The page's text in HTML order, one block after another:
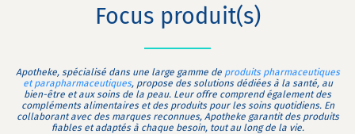
Focus produit(s)
Apotheke, spécialisé dans une large gamme de produits pharmaceutiques
et parapharmaceutiques, propose des solutions dédiées à la santé, au
bien-être et aux soins de la peau. Leur offre comprend également des
compléments alimentaires et des produits pour les soins quotidiens. En
collaborant avec des marques reconnues, Apotheke garantit des produits
fiables et adaptés à chaque besoin, tout au long de la vie.